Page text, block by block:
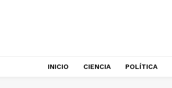
INICIO CIENCIA POLÍTICA